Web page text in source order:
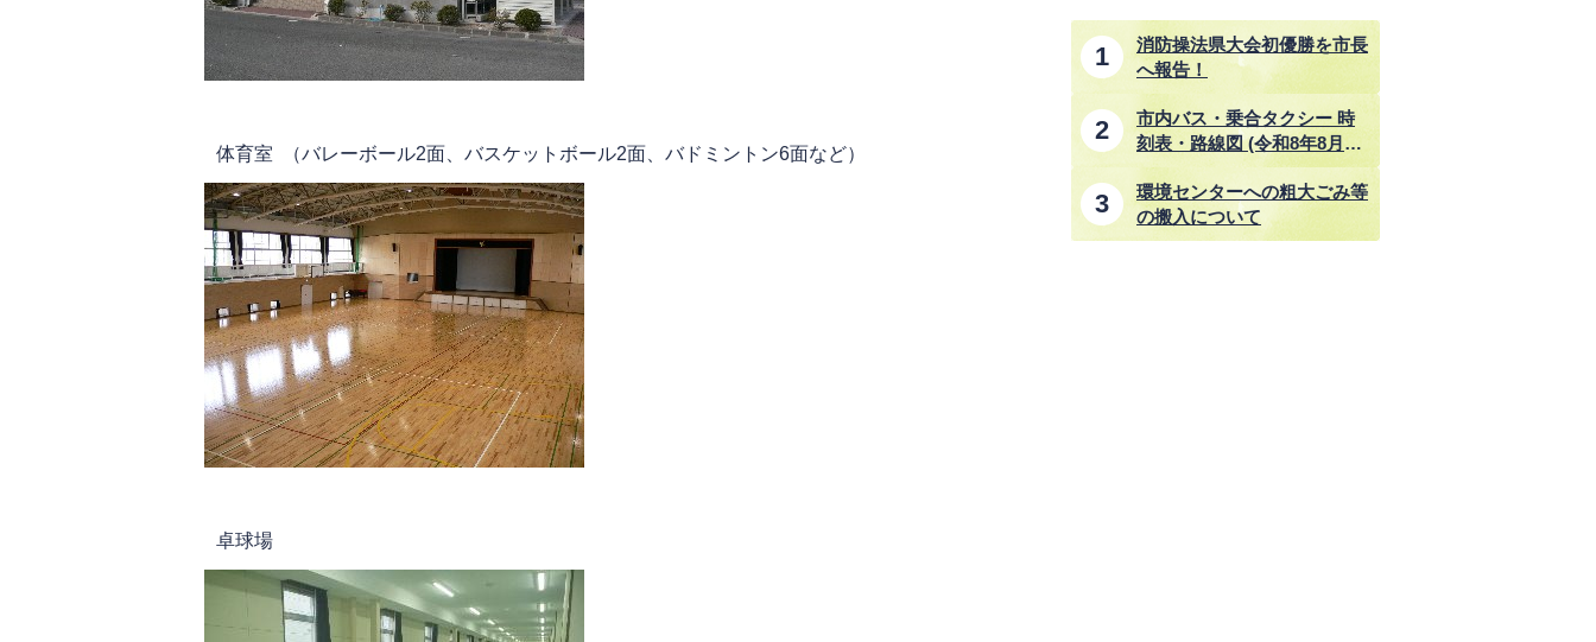
体育室 （バレーボール2面、バスケットボール2面、バドミントン6面など）
卓球場
消防操法県大会初優勝を市長
へ報告！
市内バス・乗合タクシー 時
刻表・路線図 (令和8年8月1
日改正)
環境センターへの粗大ごみ等
の搬入について